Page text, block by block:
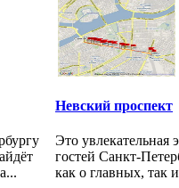
Невский проспект
Это увлекательная
гостей Санкт-
как о главных, так